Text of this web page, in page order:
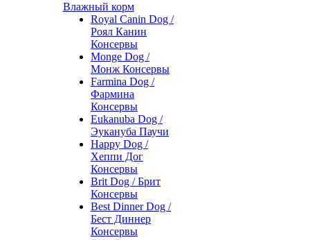
Влажный корм
Royal Canin Dog /
Роял Канин
Консервы
Monge Dog /
Монж Консервы
Farmina Dog /
Фармина
Консервы
Eukanuba Dog /
Эукануба Паучи
Happy Dog /
Хеппи Дог
Консервы
Brit Dog / Брит
Консервы
Best Dinner Dog /
Бест Диннер
Консервы